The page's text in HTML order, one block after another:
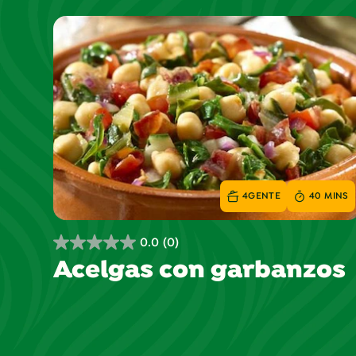
0.0 (0)
0.0
de
Acelgas con garbanzos
4GENTE 40 MINS